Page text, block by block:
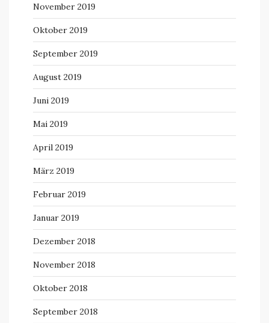
November 2019
Oktober 2019
September 2019
August 2019
Juni 2019
Mai 2019
April 2019
März 2019
Februar 2019
Januar 2019
Dezember 2018
November 2018
Oktober 2018
September 2018